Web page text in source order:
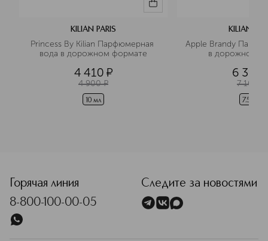
KILIAN PARIS
Princess By Kilian Парфюмерная
вода в дорожном формате
4 410 ¤
4 900 ¤
10 мл
KILIAN
Apple Brandy
в дорожном
6 390
7 100
7.5 мл
Горячая линия
8-800-100-00-05
Следите за новостями